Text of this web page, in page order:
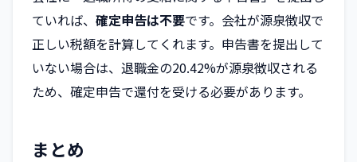
ていれば、 確定申告は不要です。会社が源泉徴収で
正しい税額を計算してくれます。申告書を提出して
いない場合は、退職金の20.42%が源泉徴収される
ため、確定申告で還付を受ける必要があります。
まとめ